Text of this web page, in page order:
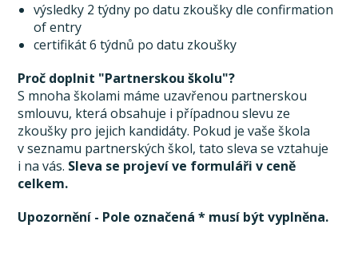
výsledky 2 týdny po datu zkoušky dle confirmation
of entry
certifikát 6 týdnů po datu zkoušky
Proč doplnit "Partnerskou školu"?
S mnoha školami máme uzavřenou partnerskou
smlouvu, která obsahuje i případnou slevu ze
zkoušky pro jejich kandidáty. Pokud je vaše škola
v seznamu partnerských škol, tato sleva se vztahuje
i na vás. Sleva se projeví ve formuláři v ceně
celkem.
Upozornění - Pole označená * musí být vyplněna.